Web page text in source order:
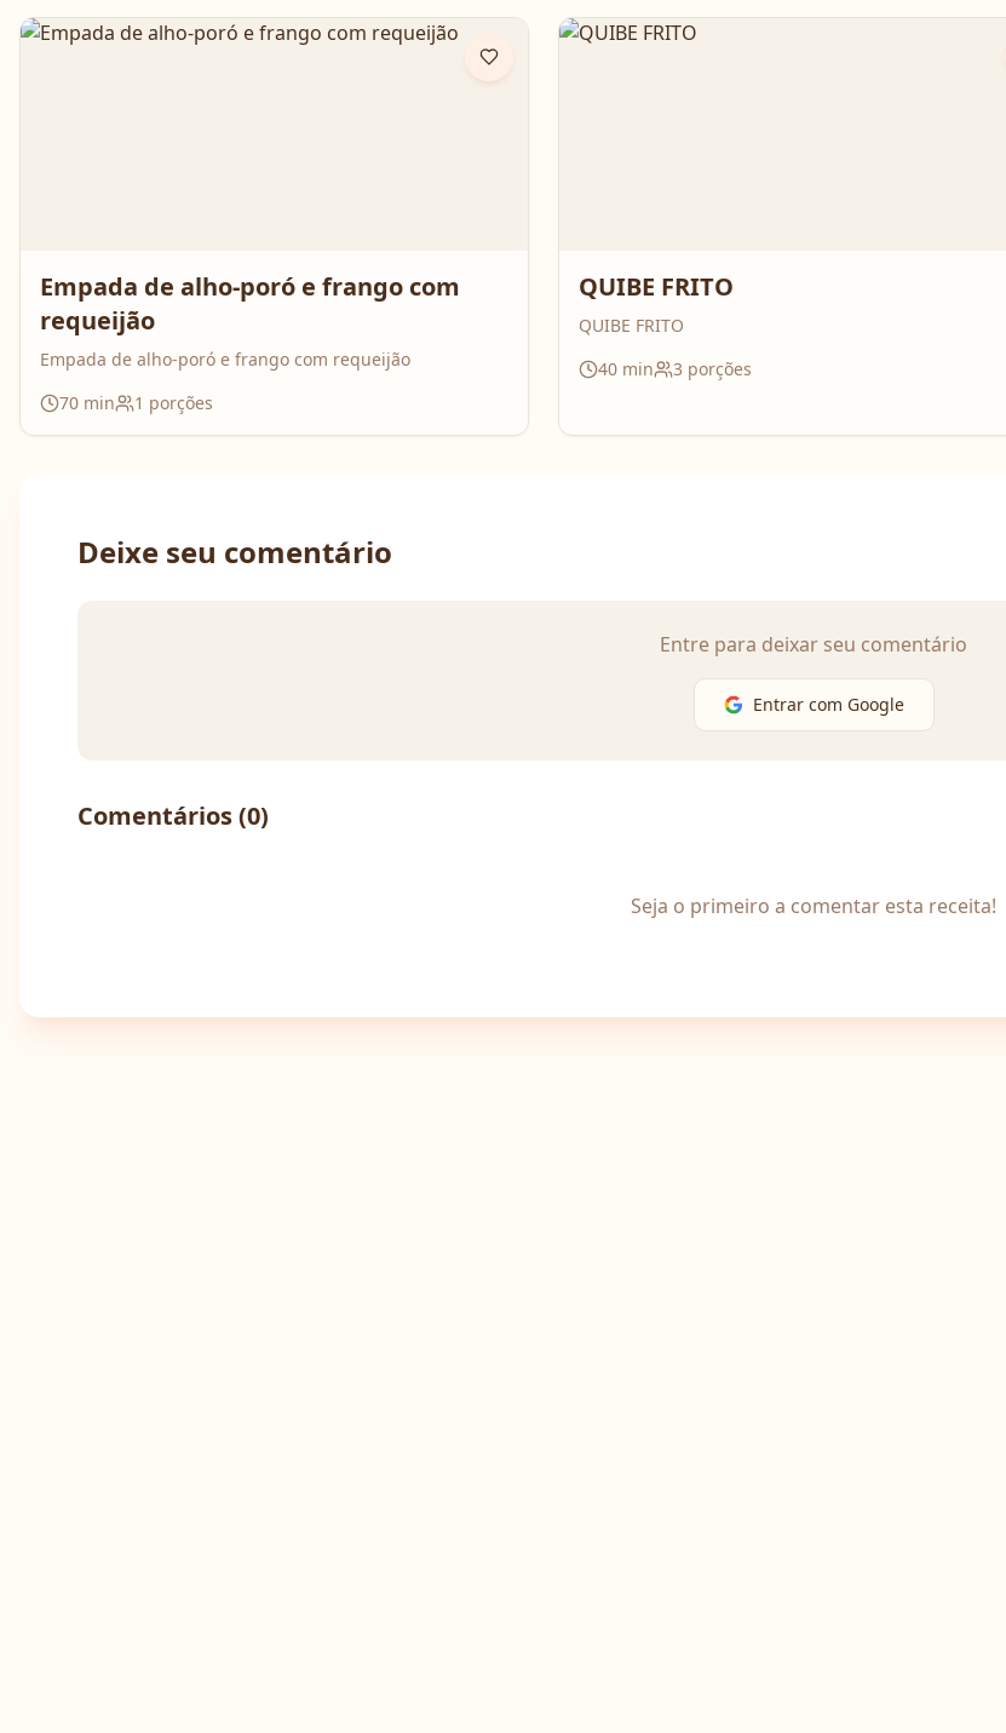
impossível de resistir 💛
Empada de alho-poró e frango com
requeijão
Empada de alho-poró e frango com requeijão
70 min 1 porções
QUIBE FRITO
QUIBE FRITO
40 min 3 porções
Deixe seu comentário
Entre para deixar seu comentário
Entrar com Google
Comentários (0)
Seja o primeiro a comentar esta receita!